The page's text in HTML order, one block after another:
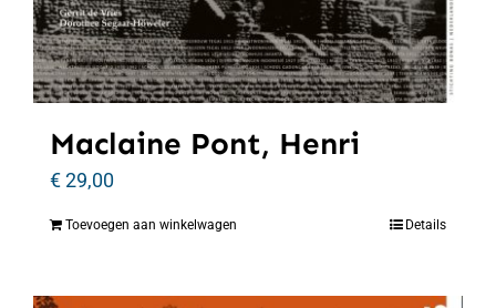
Maclaine Pont, Henri
€29,00
Toevoegen aan winkelwagen Details